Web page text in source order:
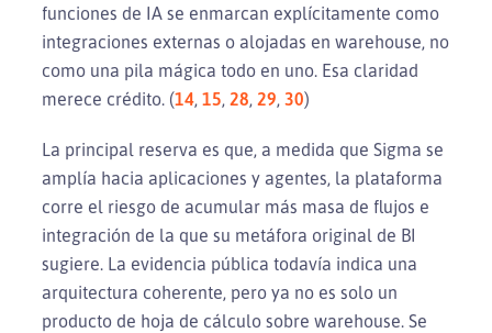
funciones de IA se enmarcan explícitamente como
integraciones externas o alojadas en warehouse, no
como una pila mágica todo en uno. Esa claridad
merece crédito. (14, 15, 28, 29, 30)
La principal reserva es que, a medida que Sigma se
amplía hacia aplicaciones y agentes, la plataforma
corre el riesgo de acumular más masa de flujos e
integración de la que su metáfora original de BI
sugiere. La evidencia pública todavía indica una
arquitectura coherente, pero ya no es solo un
producto de hoja de cálculo sobre warehouse. Se